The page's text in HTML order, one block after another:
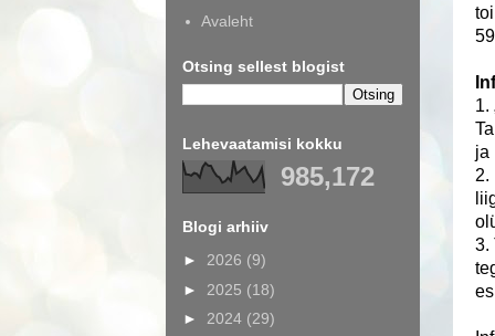
1.
ja
2.
3.
Avaleht
Otsing sellest blogist
Lehevaatamisi kokku
985,172
Blogi arhiiv
► 2026 (9)
► 2025 (18)
► 2024 (29)